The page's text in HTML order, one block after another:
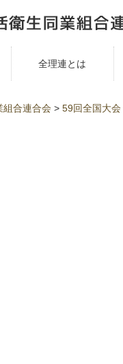
全理連とは
組合連合会 > 59回全国大会